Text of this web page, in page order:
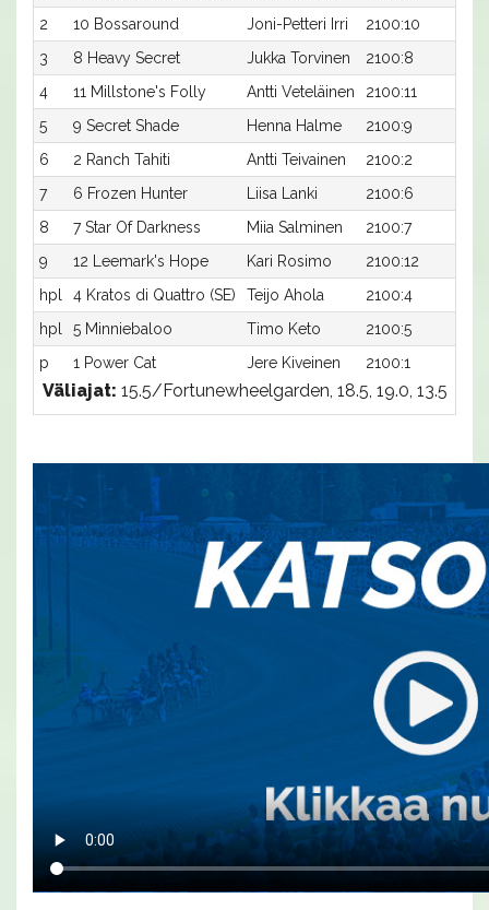
2
10 Bossaround Joni-Petteri Irri 2100:10
3
8 Heavy Secret Jukka Torvinen 2100:8
4
11 Millstone's Folly Antti Veteläinen 2100:11
5
9 Secret Shade Henna Halme 2100:9
6
2 Ranch Tahiti Antti Teivainen 2100:2
7
6 Frozen Hunter Liisa Lanki 2100:6
8
7 Star Of Darkness Miia Salminen 2100:7
9
12 Leemark's Hope Kari Rosimo 2100:12
hpl
4 Kratos di Quattro (SE) Teijo Ahola 2100:4
hpl
5 Minniebaloo Timo Keto 2100:5
p
1 Power Cat Jere Kiveinen 2100:1
Väliajat: 15.5/Fortunewheelgarden, 18.5, 19.0, 13.5